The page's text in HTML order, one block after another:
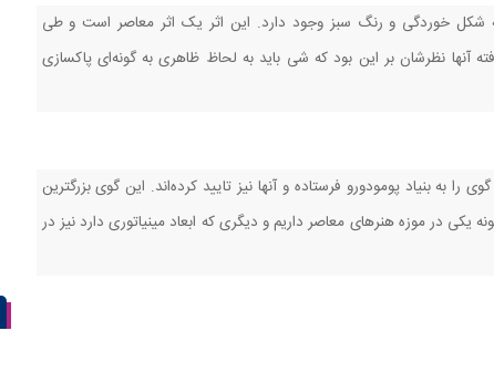
شکل خوردگی و رنگ سبز وجود دارد. این اثر یک اثر معاصر است و طی
آنها نظرشان بر این بود که شی باید به لحاظ ظاهری به گونه‌ای پاکسازی
به بنیاد پومودورو فرستاده و آنها نیز تایید کرده‌اند. این گوی بزرگترین
یکی در موزه هنرهای معاصر داریم و دیگری که ابعاد مینیاتوری دارد نیز در